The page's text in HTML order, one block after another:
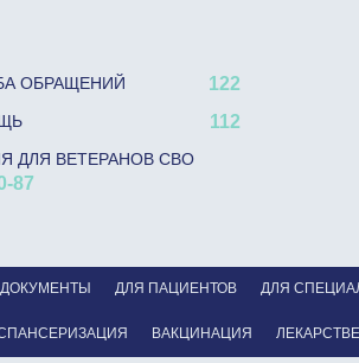
ДОКУМЕНТЫ ДЛЯ ПАЦИЕНТОВ ДЛЯ
ВАКЦИНАЦИЯ
ОБРАЩЕНИЙ 122
112
ДЛЯ ВЕТЕРАНОВ СВО
87